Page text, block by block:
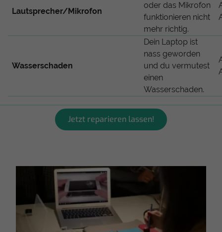
Lautsprecher/Mikrofon
oder das Mikrofon
funktionieren nicht
mehr richtig.
Wasserschaden
Dein Laptop ist
nass geworden
und du vermutest
einen
Wasserschaden.
Jetzt reparieren lassen!